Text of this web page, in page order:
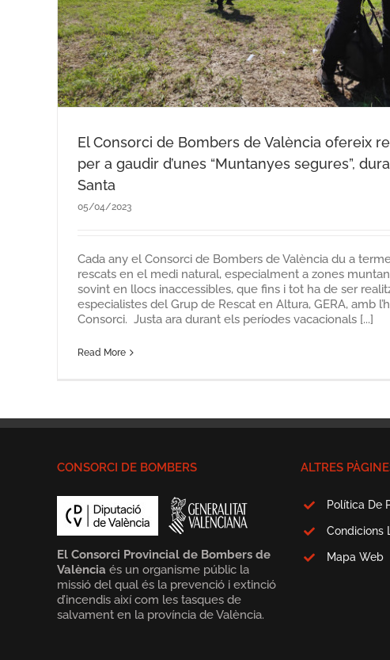
El Consorci de Bombers de València ofereix
per a gaudir d’unes “Muntanyes segures”,
Santa
05/04/2023
Cada any el Consorci de Bombers de València du a
rescats en el medi natural, especialment a zones
sovint en llocs inaccessibles, que fins i tot ha de ser
especialistes del Grup de Rescat en Altura, GERA, amb
Consorci. Justa ara durant els períodes vacacionals [...]
Read More
CONSORCI DE BOMBERS
El Consorci Provincial de Bombers de
València és un organisme públic la
missió del qual és la prevenció i extinció
d’incendis així com les tasques de
salvament en la província de València.
ALTRES
Política De
Condicions
Mapa Web